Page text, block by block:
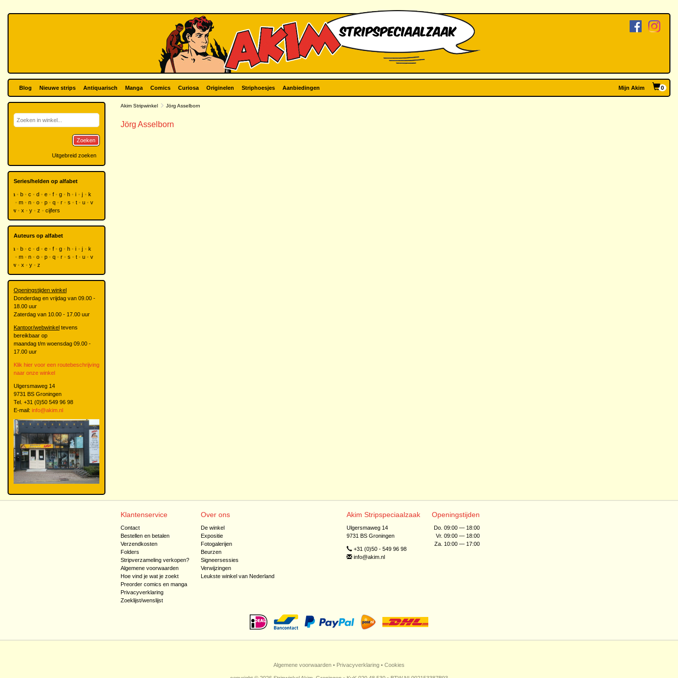
Blog Nieuwe strips Antiquarisch Manga Comics Curiosa Originelen Striphoesjes Aanbiedingen Mijn Akim 0
Akim Stripwinkel Jörg Asselborn
Jörg Asselborn
Zoeken
Uitgebreid zoeken
Series/helden op alfabet
a b c d e f g h i j
k
m n o p q r s t u
v
w
x y z cijfers
Auteurs op alfabet
a b c d e f g h i j
k
m n o p q r s t u
v
w
x y z
Openingstijden winkel
Donderdag en vrijdag van 09.00 -
18.00 uur
Zaterdag van 10.00 - 17.00 uur
Kantoor/webwinkel tevens
bereikbaar op
maandag t/m woensdag 09.00 -
17.00 uur
Klik hier voor een routebeschrijving
naar onze winkel
Ulgersmaweg 14
9731 BS Groningen
Tel. +31 (0)50 549 96 98
E-mail: info@akim.nl
Klantenservice
Contact
Bestellen en betalen
Verzendkosten
Folders
Stripverzameling verkopen?
Algemene voorwaarden
Hoe vind je wat je zoekt
Preorder comics en manga
Privacyverklaring
Zoeklijst/wenslijst
Over ons
De winkel
Expositie
Fotogalerijen
Beurzen
Signeersessies
Verwijzingen
Leukste winkel van Nederland
Akim Stripspeciaalzaak
Ulgersmaweg 14
9731 BS Groningen
+31 (0)50 - 549 96 98
info@akim.nl
Openingstijden
Do. 09:00 — 18:00
Vr. 09:00 — 18:00
Za. 10:00 — 17:00
Algemene voorwaarden • Privacyverklaring • Cookies